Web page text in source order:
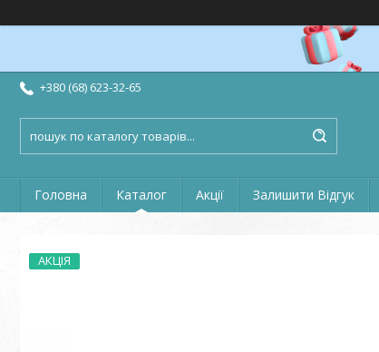
+380 (68) 623-32-65
Головна Каталог Акції Залишити Відгук
АКЦІЯ